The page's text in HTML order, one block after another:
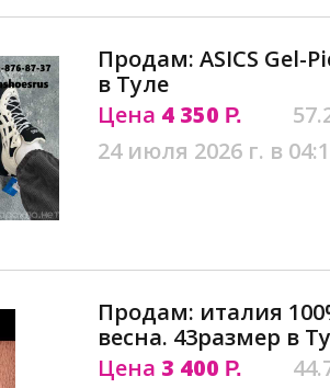
Продам: ASICS Gel-
в Туле
Цена 4 350 Р.
24 июля 2026 г. в
Продам: италия
весна. 43размер в
Цена 3 400 Р.